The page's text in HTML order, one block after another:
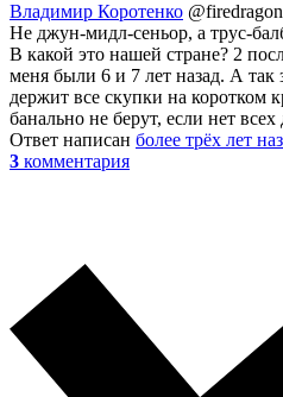
Владимир Коротенко @firedragon
Не джун-мидл-сеньор, а трус-
В какой это нашей стране? 2
меня были 6 и 7 лет назад. А
держит все скупки на коротком
банально не берут, если нет
Ответ написан более трёх лет
3 комментария